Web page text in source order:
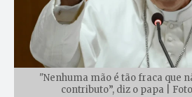
"Nenhuma mão é tão fraca que
contributo”, diz o papa |